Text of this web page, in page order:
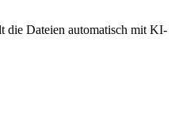
die Dateien automatisch mit KI-